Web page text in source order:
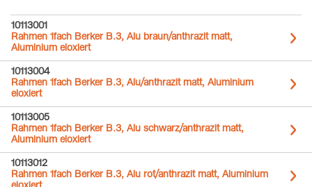
10113001
Rahmen 1fach Berker B.3, Alu braun/anthrazit matt,
Aluminium eloxiert
10113004
Rahmen 1fach Berker B.3, Alu/anthrazit matt, Aluminium
eloxiert
10113005
Rahmen 1fach Berker B.3, Alu schwarz/anthrazit matt,
Aluminium eloxiert
10113012
Rahmen 1fach Berker B.3, Alu rot/anthrazit matt, Aluminium